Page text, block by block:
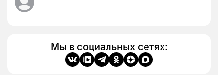
Мы в социальных сетях: